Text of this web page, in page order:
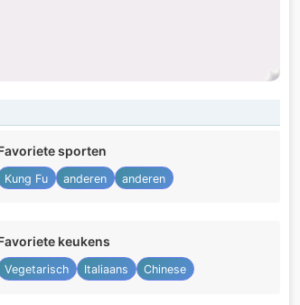
sporten
Kung Fu anderen anderen
keukens
Vegetarisch Italiaans Chinese